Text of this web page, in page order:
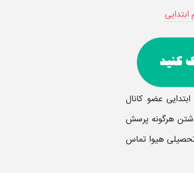
عضو کانال
هرگونه پرسش
هیوا تماس